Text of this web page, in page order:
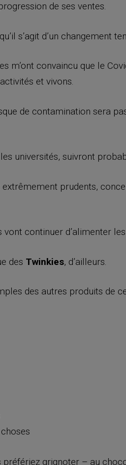
de ses ventes.
s’agit d’un changement
m’ont convaincu que le
et vivons.
de contamination sera
universités, suivront
prudents,
vont continuer d’alimenter
des Twinkies, d’ailleurs.
des autres produits de
préfériez grignoter – au